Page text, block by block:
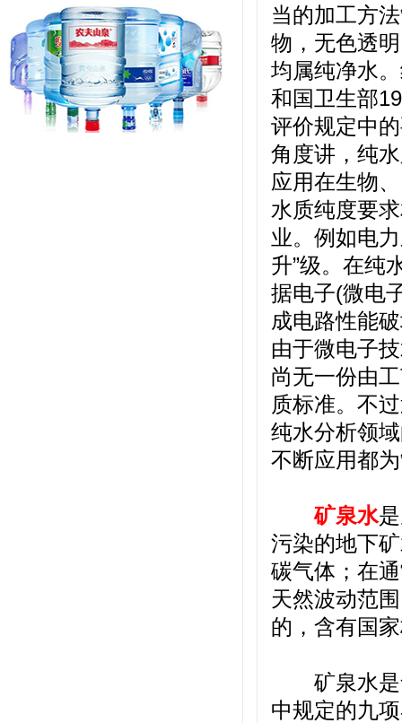
当的加工方
物，无色透
均属纯净水
和国卫生部
评价规定中
角度讲，纯
应用在生物
水质纯度要
业。例如电
升”级。在纯
据电子(微电
成电路性能
由于微电子
尚无一份由
质标准。不
纯水分析领
不断应用都
矿泉水
污染的地下
碳气体；在
天然波动范
的，含有国
矿泉水是
中规定的九